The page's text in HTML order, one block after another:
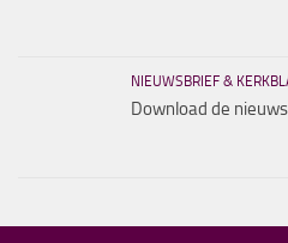
NIEUWSBRIEF &
Download de